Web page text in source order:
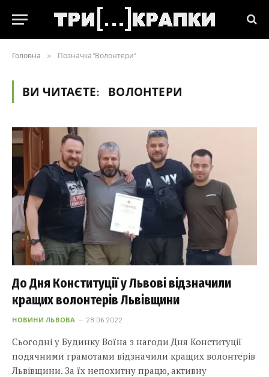
Головна » Позначка "Волонтери"
ВИ ЧИТАЄТЕ: ВОЛОНТЕРИ
До Дня Конституції у Львові відзначили
кращих волонтерів Львівщини
НОВИНИ ЛЬВОВА 28.06.2022
Сьогодні у Будинку Воїна з нагоди Дня Конституції
подячними грамотами відзначили кращих волонтерів
Львівщини. За їх непохитну працю, активну